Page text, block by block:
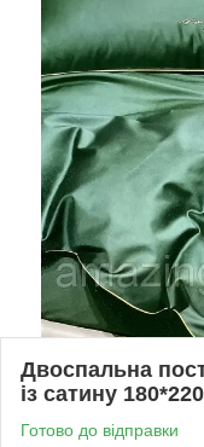
Двоспальна
із сатину
Готово до відправки